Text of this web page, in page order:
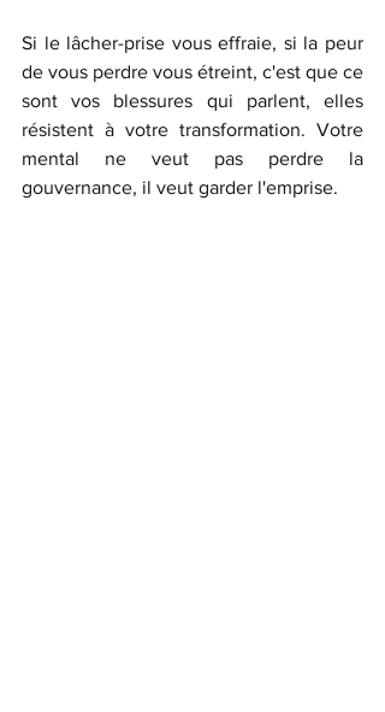
Si le lâcher-prise vous effraie, si la peur
de vous perdre vous étreint, c'est que ce
sont vos blessures qui parlent, elles
résistent à votre transformation. Votre
mental ne veut pas perdre la
gouvernance, il veut garder l'emprise.